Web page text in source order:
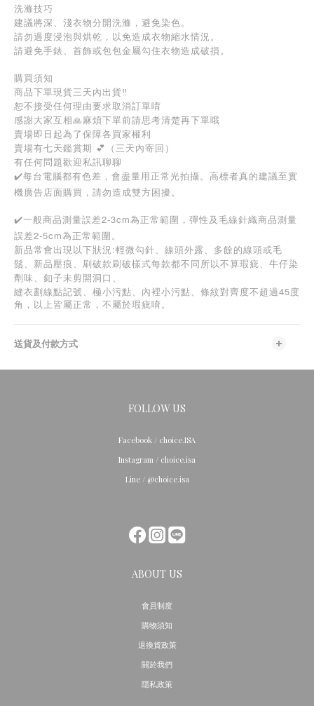
洗滌技巧
建議將深、淺衣物分開洗滌，避免染色。
請勿過度浸泡與烘乾，以免造成衣物縮水情況。
請避免手錶、首飾或包包金屬勾住衣物造成破損。
購買須知
商品下單現貨三天內出貨‼️
恕不接受任何理由要求取消訂單唷
感謝大家互相🙏麻煩下單前請思考清楚再下單哦
賣場即日起為了保障各買家權利
賣場有七天鑑賞期 💕（三天內寄回）
有任何問題歡迎私訊聊聊
✔️每台電腦都有色差，會盡量用正常光拍攝。高標者真的建議至實
機廣告店面購買，請勿造成雙方困擾。
✔️一般商品測量誤差2-3cm為正常範圍，彈性及毛線針織商品測量
誤差2-5cm為正常範圍。
新品常會出現以下狀況:輕微勾針、線頭外露、多餘的線頭或毛
鬚、新品壓痕、刷破款刷破樣式每款都不同所以不算瑕疵、牛仔染
劑味、釦子未剪開洞口、
縫衣劃線點記號、極小污點、內裡小污點、條紋對齊度不超過45 度
角，以上皆屬正常，不屬於瑕疵唷。
送貨及付款方式
FOLLOW US
Facebook / choice.ISA
Instagram / choice.isa
Line / @choice.isa
ABOUT US
會員制度
購物須知
退換貨政策
關於我們
隱私政策